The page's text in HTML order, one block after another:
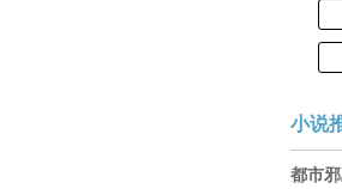
小说
都市